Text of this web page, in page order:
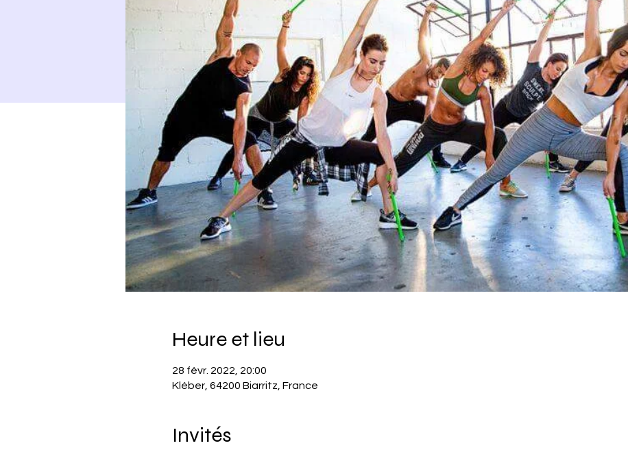
Heure et lieu
28 févr. 2022, 20:00
Kléber, 64200 Biarritz, France
Invités